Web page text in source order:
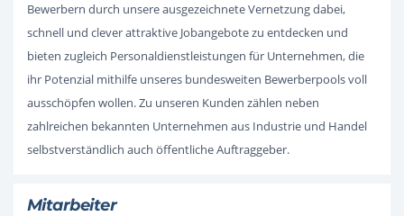
Bewerbern durch unsere ausgezeichnete Vernetzung dabei,
schnell und clever attraktive Jobangebote zu entdecken und
bieten zugleich Personaldienstleistungen für Unternehmen, die
ihr Potenzial mithilfe unseres bundesweiten Bewerberpools voll
ausschöpfen wollen. Zu unseren Kunden zählen neben
zahlreichen bekannten Unternehmen aus Industrie und Handel
selbstverständlich auch öffentliche Auftraggeber.
Mitarbeiter